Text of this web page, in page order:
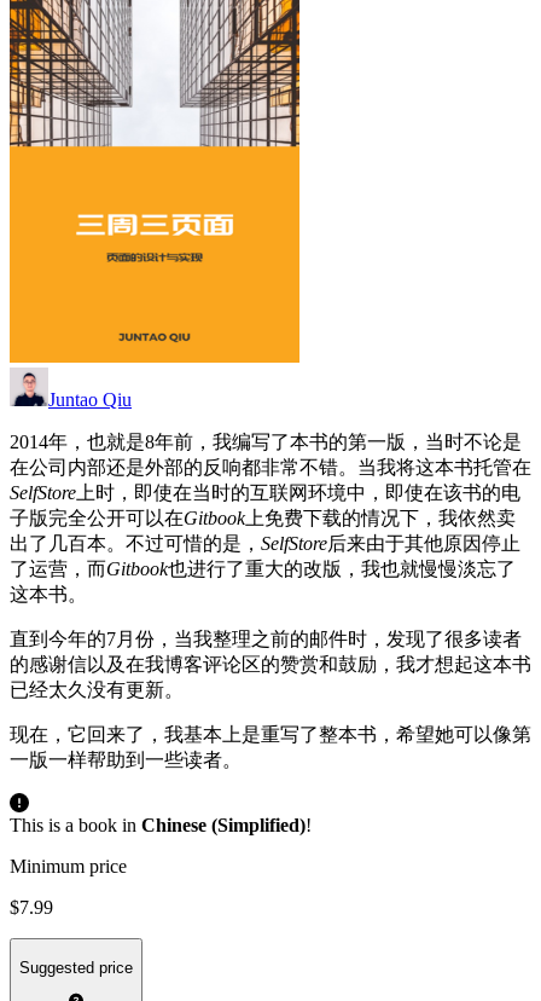
Juntao Qiu
2014年，也就是8年前，我编写了本书的第一版，当时不论是
在公司内部还是外部的反响都非常不错。当我将这本书托管在
SelfStore上时，即使在当时的互联网环境中，即使在该书的电
子版完全公开可以在Gitbook上免费下载的情况下，我依然卖
出了几百本。不过可惜的是， SelfStore后来由于其他原因停止
了运营，而Gitbook也进行了重大的改版，我也就慢慢淡忘了
这本书。
直到今年的7月份，当我整理之前的邮件时，发现了很多读者
的感谢信以及在我博客评论区的赞赏和鼓励，我才想起这本书
已经太久没有更新。
现在，它回来了，我基本上是重写了整本书，希望她可以像第
一版一样帮助到一些读者。
This is a book in Chinese (Simplified)!
Minimum price
$7.99
Suggested price